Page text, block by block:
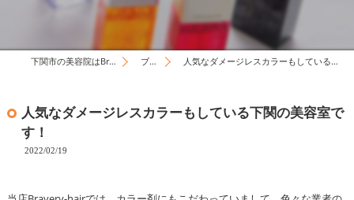
下関市の美容院はBravery-hair ブログ 人気なダメージレスカラーもしている下関の美容室です！
人気なダメージレスカラーもしている下関の美容室で
す！
2022/02/19